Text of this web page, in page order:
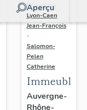
Aperçu
Réalisé par
Lyon-Caen
Jean-François
-
Salomon-
Pelen
Catherine
Immeubles
Auvergne-
Rhône-